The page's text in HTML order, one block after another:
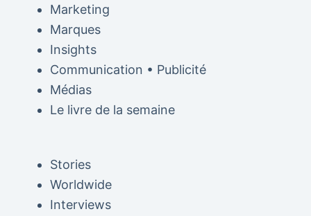
Marketing
Marques
Insights
Communication • Publicité
Médias
Le livre de la semaine
Stories
Worldwide
Interviews